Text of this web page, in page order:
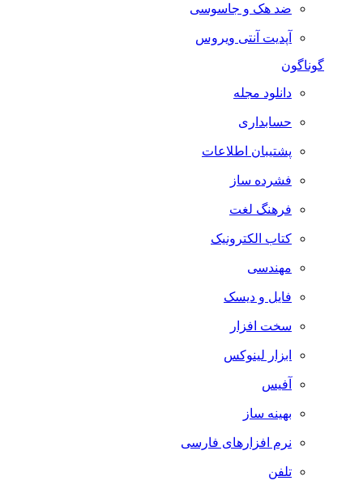
ضد هک و جاسوسی
آپدیت آنتی ویروس
گوناگون
دانلود مجله
حسابداری
پشتیبان اطلاعات
فشرده ساز
فرهنگ لغت
کتاب الکترونیک
مهندسی
فایل و دیسک
سخت افزار
ابزار لینوکس
آفیس
بهینه ساز
نرم افزارهای فارسی
تلفن